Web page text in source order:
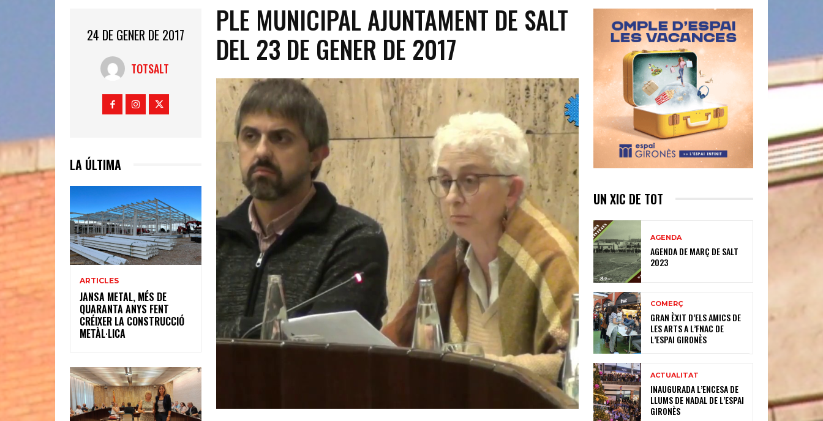
24 DE GENER DE 2017
TOTSALT
LA ÚLTIMA
ARTICLES
JANSA METAL, MÉS DE
QUARANTA ANYS FENT
CRÉIXER LA CONSTRUCCIÓ
METÀL·LICA
PLE MUNICIPAL AJUNTAMENT DE SALT
DEL 23 DE GENER DE 2017
UN XIC DE TOT
AGENDA
AGENDA DE MARÇ DE SALT
2023
COMERÇ
GRAN ÈXIT D’ELS AMICS DE
LES ARTS A L’FNAC DE
L’ESPAI GIRONÈS
ACTUALITAT
INAUGURADA L’ENCESA DE
LLUMS DE NADAL DE L’ESPAI
GIRONÈS